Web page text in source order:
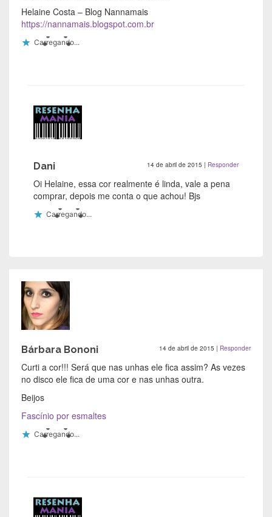
Helaine Costa – Blog Nannamais
https://nannamais.blogspot.com.br
Carregando...
Dani 14 de abril de 2015 | Responder
Oi Helaine, essa cor realmente é linda, vale a pena
comprar, depois me conta o que achou! Bjs
Carregando...
Bárbara Bononi 14 de abril de 2015 | Responder
Curti a cor!!! Será que nas unhas ele fica assim? As vezes
no disco ele fica de uma cor e nas unhas outra.
Beijos
Fascínio por esmaltes
Carregando...